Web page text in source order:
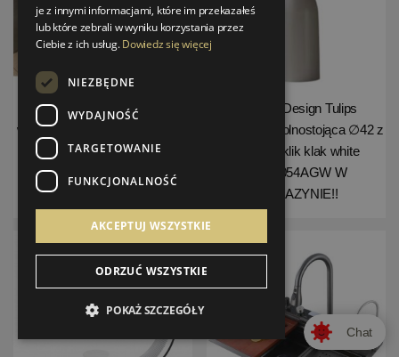
Hidra Faster Miska WC
wisząca bez kołnierza 53x36,5
cm z deską wolnoopadającą
FAWR20.097+FAZQ.097
Galatea Design Tulips
Umywalka wolnostojąca ∅42 z
korkiem klik klak white
GDLT054AGW W
MAGAZYNIE!!
Chat
je z innymi informacjami, które im przekazałeś
lub które zebrali w wyniku korzystania przez
Ciebie z ich usług.Dowiedz się więcej
NIEZBĘDNE
WYDAJNOŚĆ
TARGETOWANIE
FUNKCJONALNOŚĆ
AKCEPTUJ WSZYSTKIE
ODRZUĆ WSZYSTKIE
POKAŻ SZCZEGÓŁY